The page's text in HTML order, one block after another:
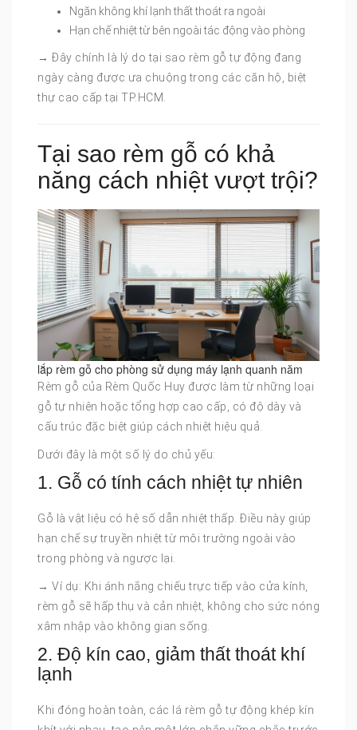
Ngăn không khí lạnh thất thoát ra ngoài
Hạn chế nhiệt từ bên ngoài tác động vào phòng
→ Đây chính là lý do tại sao rèm gỗ tự động đang
ngày càng được ưa chuộng trong các căn hộ, biệt
thự cao cấp tại TP.HCM.
Tại sao rèm gỗ có khả
năng cách nhiệt vượt trội?
lắp rèm gỗ cho phòng sử dụng máy lạnh quanh năm
Rèm gỗ của Rèm Quốc Huy được làm từ những loại
gỗ tự nhiên hoặc tổng hợp cao cấp, có độ dày và
cấu trúc đặc biệt giúp cách nhiệt hiệu quả.
Dưới đây là một số lý do chủ yếu:
1. Gỗ có tính cách nhiệt tự nhiên
Gỗ là vật liệu có hệ số dẫn nhiệt thấp. Điều này giúp
hạn chế sự truyền nhiệt từ môi trường ngoài vào
trong phòng và ngược lại.
→ Ví dụ: Khi ánh nắng chiếu trực tiếp vào cửa kính,
rèm gỗ sẽ hấp thụ và cản nhiệt, không cho sức nóng
xâm nhập vào không gian sống.
2. Độ kín cao, giảm thất thoát khí
lạnh
Khi đóng hoàn toàn, các lá rèm gỗ tự động khép kín